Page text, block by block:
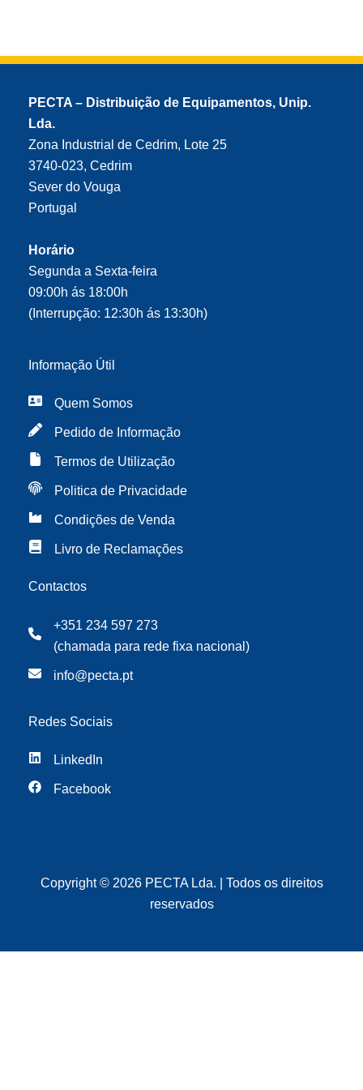
PECTA – Distribuição de Equipamentos, Unip.
Lda.
Zona Industrial de Cedrim, Lote 25
3740-023, Cedrim
Sever do Vouga
Portugal
Horário
Segunda a Sexta-feira
09:00h ás 18:00h
(Interrupção: 12:30h ás 13:30h)
Informação Útil
Quem Somos
Pedido de Informação
Termos de Utilização
Politica de Privacidade
Condições de Venda
Livro de Reclamações
Contactos
+351 234 597 273
(chamada para rede fixa nacional)
info@pecta.pt
Redes Sociais
LinkedIn
Facebook
Copyright © 2026 PECTA Lda. | Todos os direitos
reservados